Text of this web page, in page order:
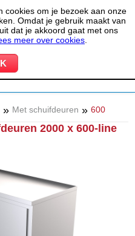
cookies om je bezoek aan onze
Omdat je gebruik maakt van
dat je akkoord gaat met ons
meer over cookies
WINKELWAGEN
» Met schuifdeuren » 600
2000 x 600-line